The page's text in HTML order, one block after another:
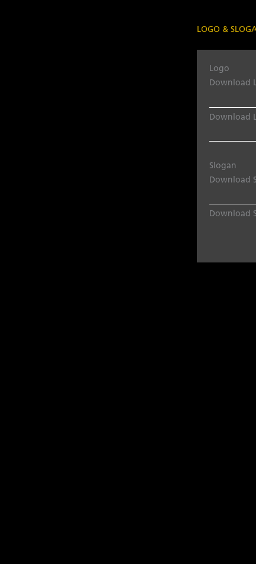
LOGO &
Logo
Download
Download
Slogan
Download
Download